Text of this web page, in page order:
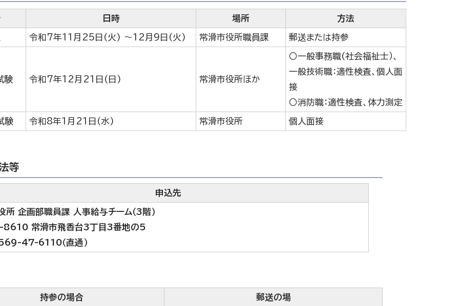
日時 場所 方法
令和7年11月25日(火) ～12月9日(火) 常滑市役所職員課 郵送または持参
験 令和7年12月21日(日) 常滑市役所ほか
〇一般事務職(社会福祉士）、
一般技術職：適性検査、個人面
接
〇消防職：適性検査、体力測定
験 令和8年1月21日(水) 常滑市役所 個人面接
等
申込先
所 企画部職員課 人事給与チーム（3階）
常滑市飛香台3丁目3番地の5
47-6110（直通）
持参の場合
郵送の場